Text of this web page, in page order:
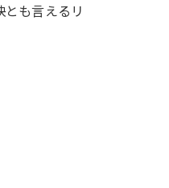
も言えるリ